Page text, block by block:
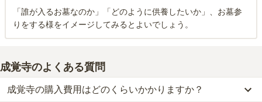
「誰が入るお墓なのか」「どのように供養したいか」、お墓参
りをする様をイメージしてみるとよいでしょう。
成覚寺のよくある質問
成覚寺の購入費用はどのくらいかかりますか？